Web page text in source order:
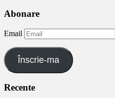
Abonare
Email
Înscrie-ma
Recente